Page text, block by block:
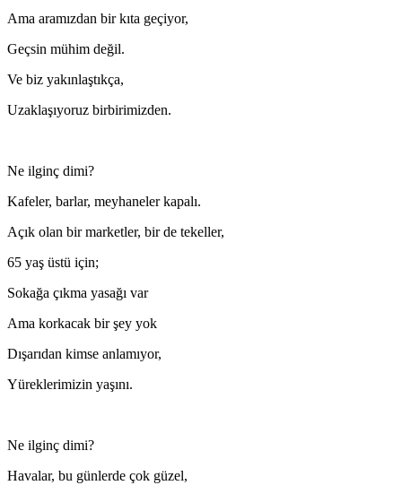
Ama aramızdan bir kıta geçiyor,
Geçsin mühim değil.
Ve biz yakınlaştıkça,
Uzaklaşıyoruz birbirimizden.
Ne ilginç dimi?
Kafeler, barlar, meyhaneler kapalı.
Açık olan bir marketler, bir de tekeller,
65 yaş üstü için;
Sokağa çıkma yasağı var
Ama korkacak bir şey yok
Dışarıdan kimse anlamıyor,
Yüreklerimizin yaşını.
Ne ilginç dimi?
Havalar, bu günlerde çok güzel,